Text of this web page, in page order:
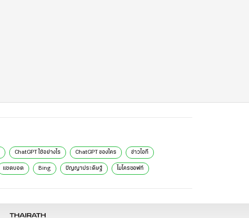
ChatGPT ใช้อย่างไร ChatGPT ของใคร ข่าวไอที
แชตบอต Bing ปัญญาประดิษฐ์ ไมโครซอฟท์